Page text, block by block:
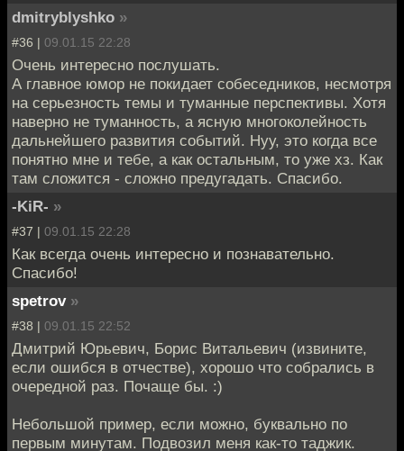
dmitryblyshko »
#36 | 09.01.15 22:28
Очень интересно послушать.
А главное юмор не покидает собеседников, несмотря
на серьезность темы и туманные перспективы. Хотя
наверно не туманность, а ясную многоколейность
дальнейшего развития событий. Нуу, это когда все
понятно мне и тебе, а как остальным, то уже хз. Как
там сложится - сложно предугадать. Спасибо.
-KiR- »
#37 | 09.01.15 22:28
Как всегда очень интересно и познавательно.
Спасибо!
spetrov »
#38 | 09.01.15 22:52
Дмитрий Юрьевич, Борис Витальевич (извините,
если ошибся в отчестве), хорошо что собрались в
очередной раз. Почаще бы. :)
Небольшой пример, если можно, буквально по
первым минутам. Подвозил меня как-то таджик.